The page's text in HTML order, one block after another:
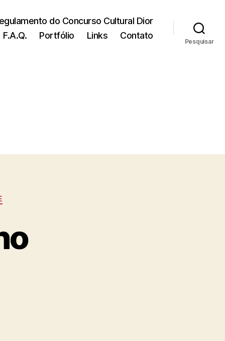
do Concurso Cultural Dior
F.A.Q.
Portfólio Links Contato
Pesquisar